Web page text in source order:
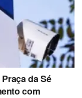
da Sé
com